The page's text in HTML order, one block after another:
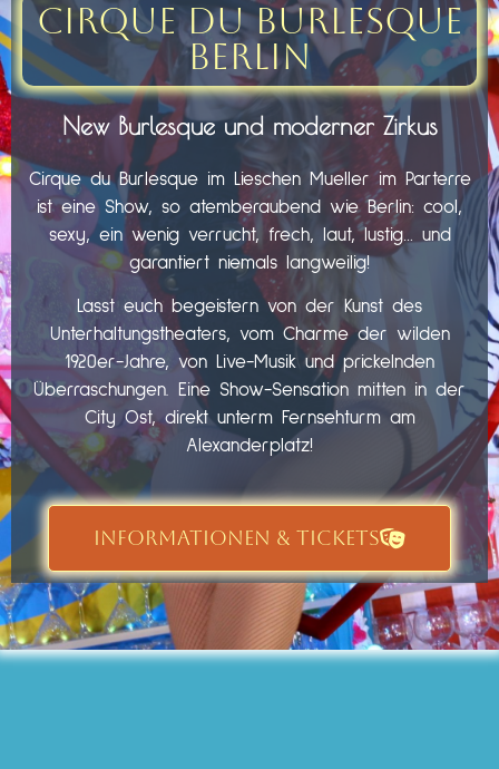
Cirque du Burlesque
Berlin
New Burlesque und moderner Zirkus
Cirque du Burlesque im Lieschen Mueller im Parterre
ist eine Show, so atemberaubend wie Berlin: cool,
sexy, ein wenig verrucht, frech, laut, lustig… und
garantiert niemals langweilig!
Lasst euch begeistern von der Kunst des
Unterhaltungstheaters, vom Charme der wilden
1920er-Jahre, von Live-Musik und prickelnden
Überraschungen. Eine Show-Sensation mitten in der
City Ost, direkt unterm Fernsehturm am
Alexanderplatz!
INFORMATIONEN & TICKETS